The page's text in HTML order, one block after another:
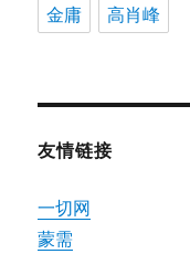
金庸
高肖峰
友情链接
一切网
蒙需